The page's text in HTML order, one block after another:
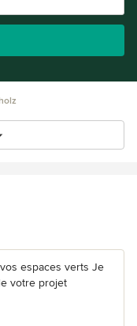
espaces verts Je
votre projet